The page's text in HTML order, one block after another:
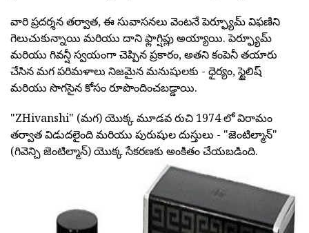
వారి ప్రదర్శన తర్వాత, ఈ సువాసనలు వెంటనే పెర్ఫ్యూమ్ విఫణిని
గెలుచుకున్నాయి మరియు దాని ఫ్లాగ్షిప్లు అయ్యాయి. పెర్ఫ్యూమ్
మరియు గివన్షీ స్వయంగా చెప్పిన ప్రకారం, అతని కంపెనీ తయారు
చేసిన మగ పరిమళాలు నిజమైన మనుషులకు - ధైర్యం, స్టైలిష్
మరియు సొగసైన కోసం రూపొందించబడ్డాయి.
"ZHivanshi" (మగ) యొక్క మూడవ రుచి 1974 లో విరామం
తర్వాత విడుదలైంది మరియు పురుషుల దుస్తులు - "జెంటిల్మాన్"
(గివెన్చి జెంటిల్మాన్) యొక్క సేకరణకు అంకితం చేయబడింది.